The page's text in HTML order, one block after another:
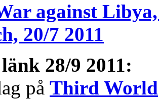
against
20/7 2011
28/9 2011:
på Third World